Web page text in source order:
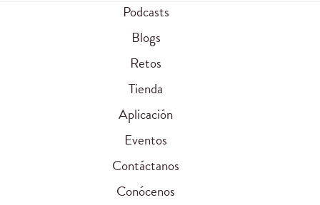
Podcasts
Blogs
Retos
Tienda
Aplicación
Eventos
Contáctanos
Conócenos